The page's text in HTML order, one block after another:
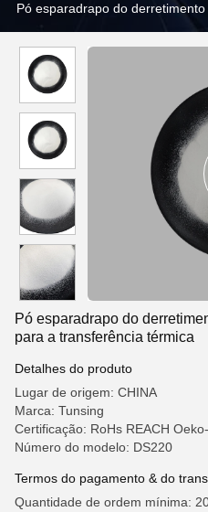
Pó esparadrapo do
Pó esparadrapo do
para a transferência térmica
Detalhes do produto
Lugar de origem: CHINA
Marca: Tunsing
Certificação: RoHs REACH
Número do modelo: DS220
Termos do pagamento & do
Quantidade de ordem mínima: